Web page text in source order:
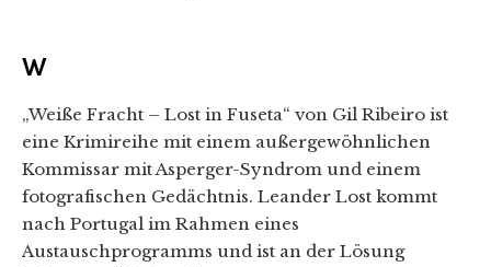
W
„Weiße Fracht – Lost in Fuseta“ von Gil Ribeiro ist
eine Krimireihe mit einem außergewöhnlichen
Kommissar mit Asperger-Syndrom und einem
fotografischen Gedächtnis. Leander Lost kommt
nach Portugal im Rahmen eines
Austauschprogramms und ist an der Lösung